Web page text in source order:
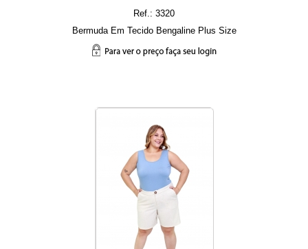
Ref.: 3320
Bermuda Em Tecido Bengaline Plus Size